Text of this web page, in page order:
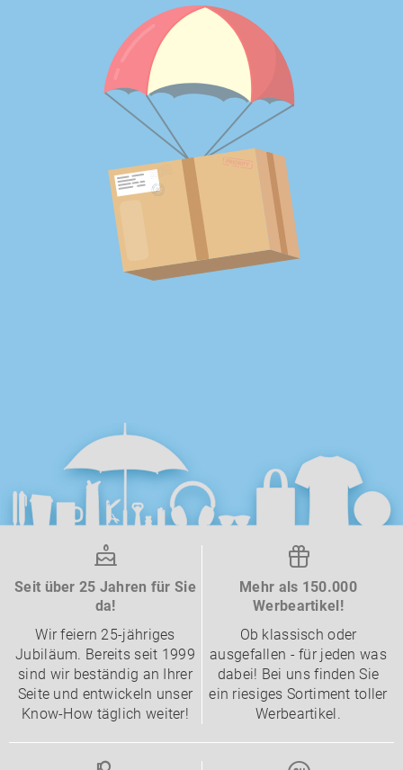
Seit über 25 Jahren für Sie
da!
Wir feiern 25-jähriges
Jubiläum. Bereits seit 1999
sind wir beständig an Ihrer
Seite und entwickeln unser
Know-How täglich weiter!
Mehr als 150.000
Werbeartikel!
Ob klassisch oder
ausgefallen - für jeden was
dabei! Bei uns finden Sie
ein riesiges Sortiment toller
Werbeartikel.